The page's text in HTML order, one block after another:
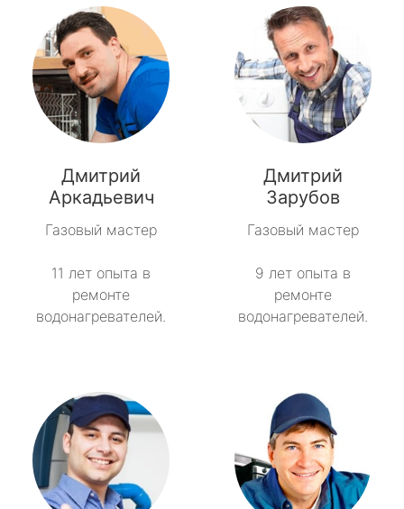
Дмитрий
Аркадьевич
Газовый мастер
11 лет опыта в
ремонте
водонагревателей.
Дмитрий
Зарубов
Газовый мастер
9 лет опыта в
ремонте
водонагревателей.